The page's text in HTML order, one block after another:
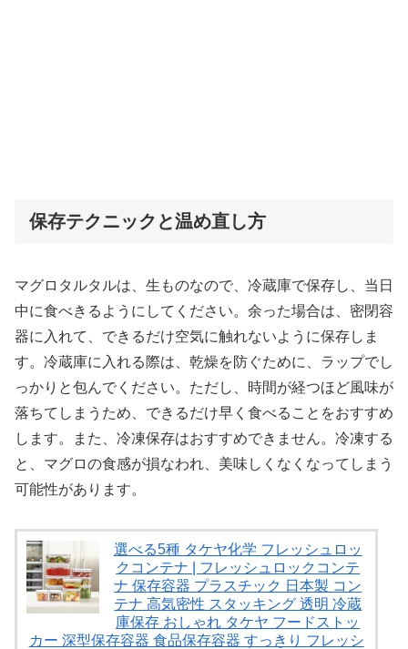
保存テクニックと温め直し方
マグロタルタルは、生ものなので、冷蔵庫で保存し、当日
中に食べきるようにしてください。余った場合は、密閉容
器に入れて、できるだけ空気に触れないように保存しま
す。冷蔵庫に入れる際は、乾燥を防ぐために、ラップでし
っかりと包んでください。ただし、時間が経つほど風味が
落ちてしまうため、できるだけ早く食べることをおすすめ
します。また、冷凍保存はおすすめできません。冷凍する
と、マグロの食感が損なわれ、美味しくなくなってしまう
可能性があります。
選べる5種 タケヤ化学 フレッシュロッ
クコンテナ | フレッシュロックコンテ
ナ 保存容器 プラスチック 日本製 コン
テナ 高気密性 スタッキング 透明 冷蔵
庫保存 おしゃれ タケヤ フードストッ
カー 深型保存容器 食品保存容器 すっきり フレッシ